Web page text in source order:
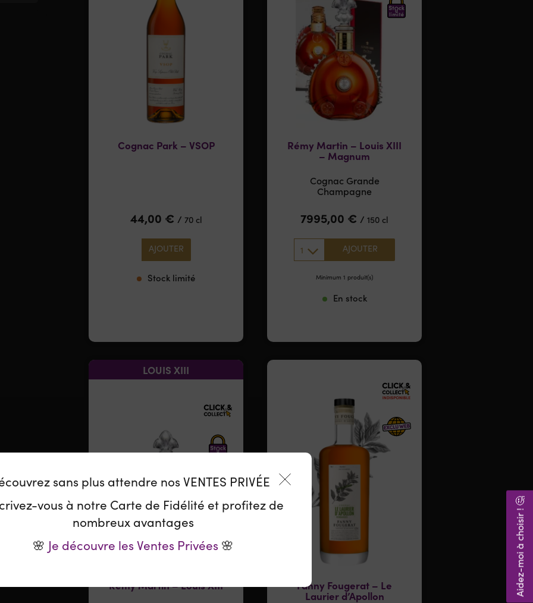
Cognac Park – VSOP
44,00 € / 70 cl
AJOUTER
Stock limité
Rémy Martin – Louis XIII
– Magnum
Cognac Grande
Champagne
7995,00 € / 150 cl
1 AJOUTER
Minimum 1 produit(s)
En stock
LOUIS XIII
Rémy Martin – Louis XIII Fanny Fougerat – Le
Laurier d’Apollon Aidez-moi à choisir ! 🤔
sans plus attendre nos VENTES PRIVÉES
vous à notre Carte de Fidélité et profitez de
nombreux avantages
🌸 Je découvre les Ventes Privées 🌸